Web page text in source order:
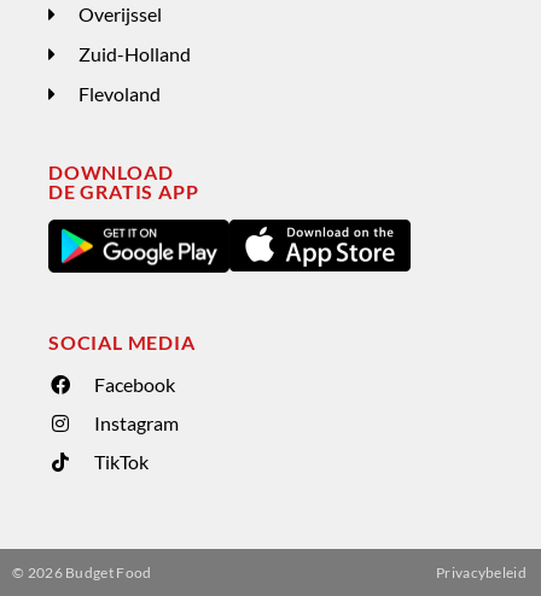
Overijssel
Zuid-Holland
Flevoland
DOWNLOAD
DE GRATIS APP
SOCIAL MEDIA
Facebook
Instagram
TikTok
© 2026Budget Food Privacybeleid